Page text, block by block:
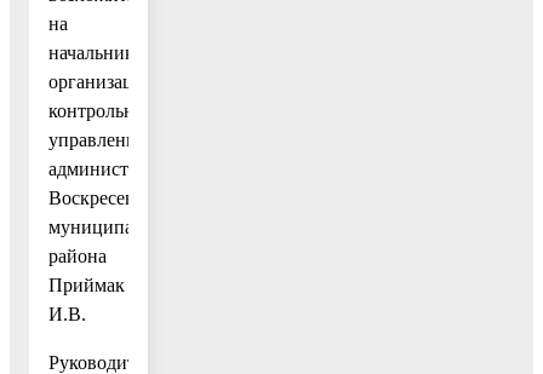
на
начальника
организационно–
контрольного
управления
администрации
Воскресенского
муниципального
района
Приймак
И.В.
Руководитель